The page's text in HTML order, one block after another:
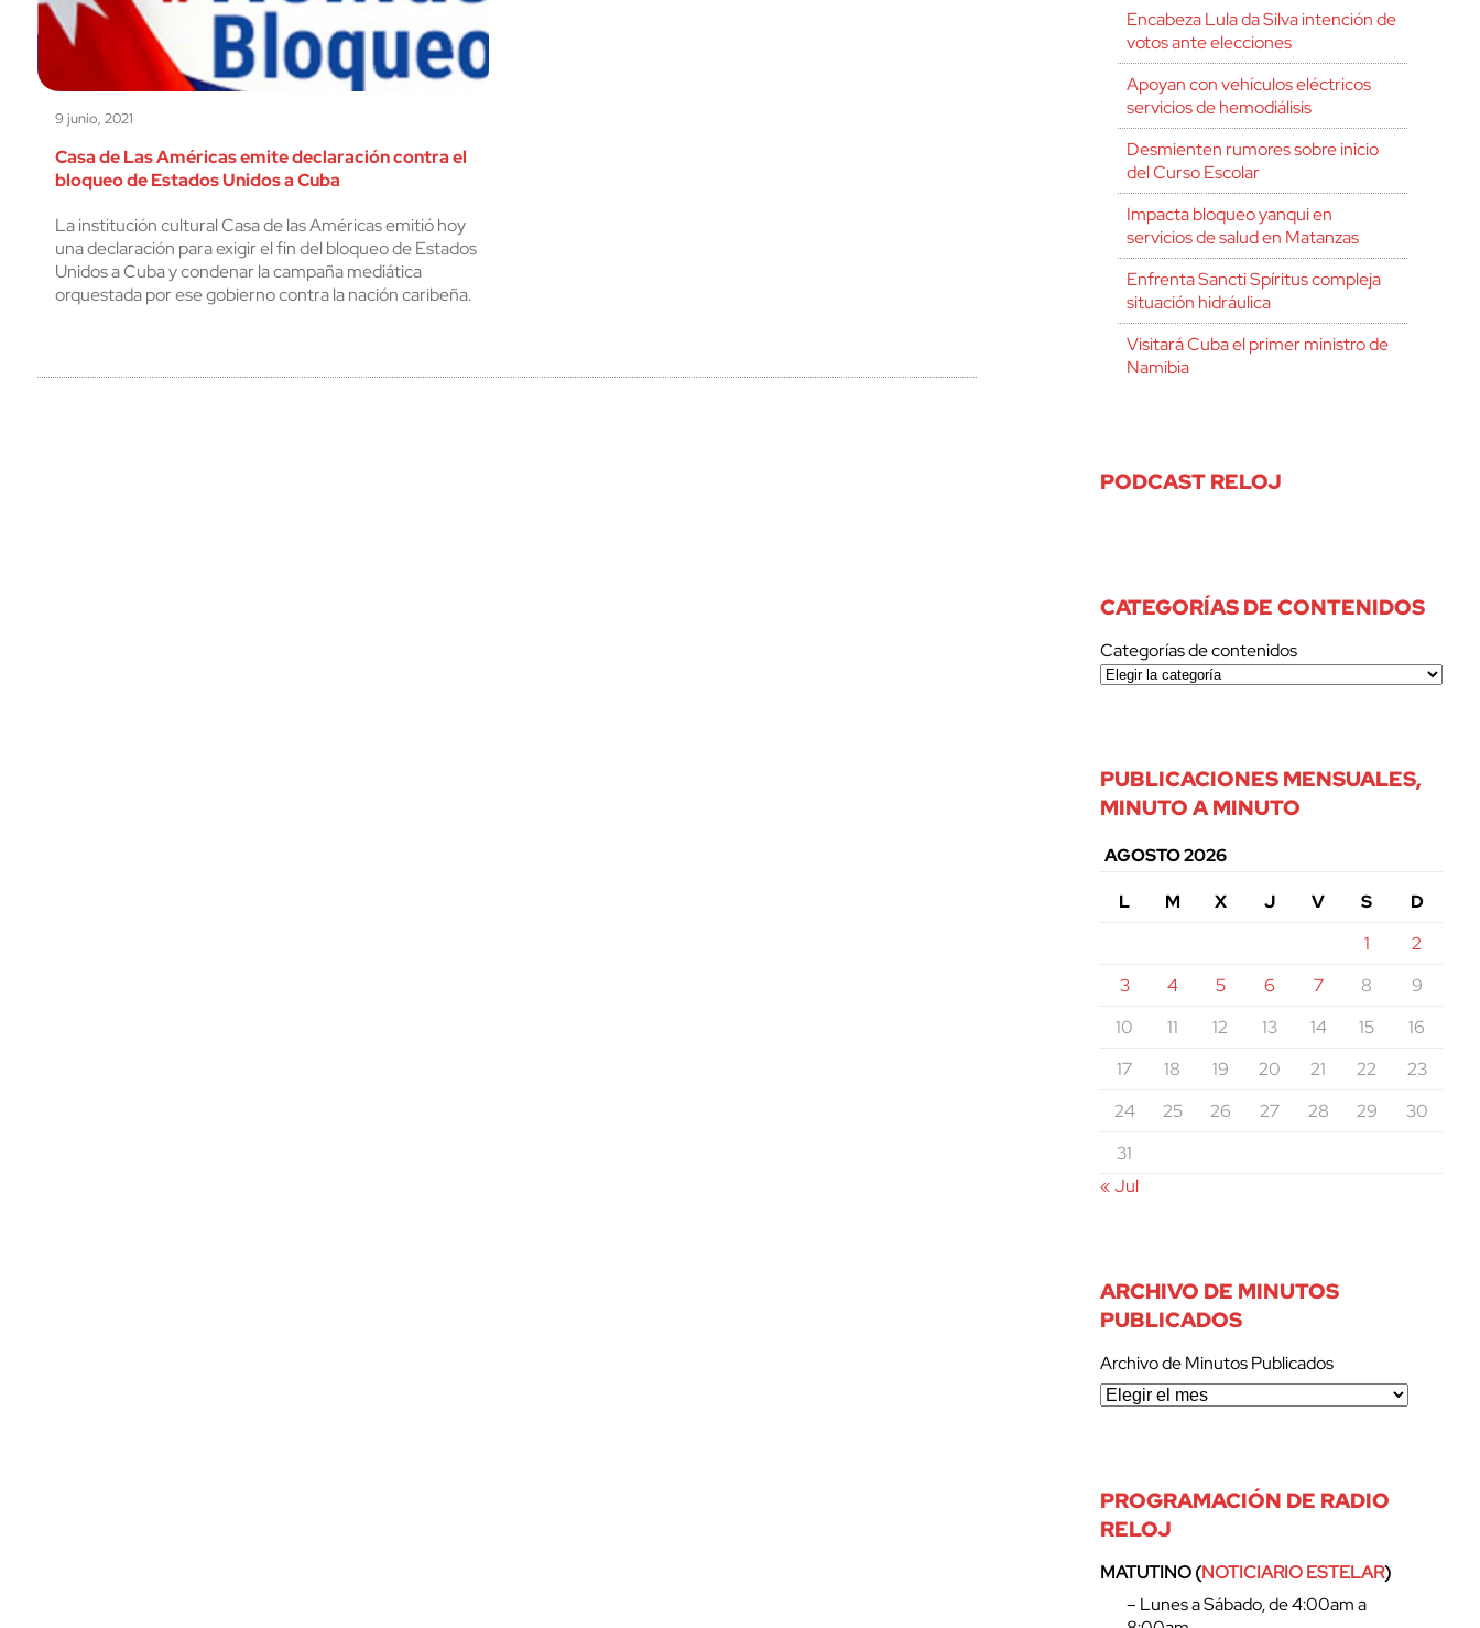
9 junio, 2021
Casa de Las Américas emite declaración contra el
bloqueo de Estados Unidos a Cuba
La institución cultural Casa de las Américas emitió hoy
una declaración para exigir el fin del bloqueo de Estados
Unidos a Cuba y condenar la campaña mediática
orquestada por ese gobierno contra la nación caribeña.
Encabeza Lula da Silva intención de
votos ante elecciones
Apoyan con vehículos eléctricos
servicios de hemodiálisis
Desmienten rumores sobre inicio
del Curso Escolar
Impacta bloqueo yanqui en
servicios de salud en Matanzas
Enfrenta Sancti Spíritus compleja
situación hidráulica
Visitará Cuba el primer ministro de
Namibia
PODCAST RELOJ
CATEGORÍAS DE CONTENIDOS
Categorías de contenidos
PUBLICACIONES MENSUALES,
MINUTO A MINUTO
AGOSTO 2026
L
M X J V S
D
1
2
3
4 5 6 7 8
9
10
11 12 13 14 15
16
17
18 19 20 21 22
23
24
25 26 27 28 29
30
31
« Jul
ARCHIVO DE MINUTOS
PUBLICADOS
Archivo de Minutos Publicados
PROGRAMACIÓN DE RADIO
RELOJ
MATUTINO (NOTICIARIO ESTELAR)
– Lunes a Sábado, de 4:00am a